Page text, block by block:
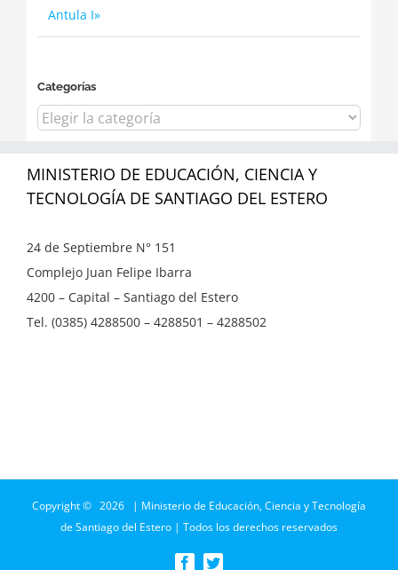
Antula I»
Categorías
Categorías
MINISTERIO DE EDUCACIÓN, CIENCIA Y
TECNOLOGÍA DE SANTIAGO DEL ESTERO
24 de Septiembre N° 151
Complejo Juan Felipe Ibarra
4200 – Capital – Santiago del Estero
Tel. (0385) 4288500 – 4288501 – 4288502
Copyright © 2026 | Ministerio de Educación, Ciencia y Tecnología
de Santiago del Estero | Todos los derechos reservados
Facebook
Twitter